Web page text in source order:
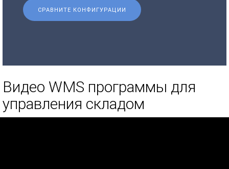
СРАВНИТЕ КОНФИГУРАЦИИ
Видео WMS программы для
управления складом